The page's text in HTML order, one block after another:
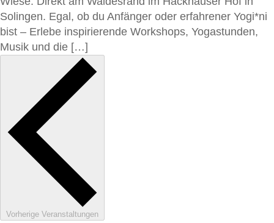
Solingen. Egal, ob du Anfänger oder erfahrener Yogi*ni
bist – Erlebe inspirierende Workshops, Yogastunden,
Musik und die […]
Vorherige Veranstaltungen